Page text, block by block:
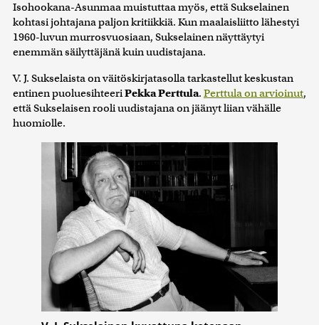
Isohookana-Asunmaa muistuttaa myös, että Sukselainen
kohtasi johtajana paljon kritiikkiä. Kun maalaisliitto lähestyi
1960-luvun murrosvuosiaan, Sukselainen näyttäytyi
enemmän säilyttäjänä kuin uudistajana.
V. J. Sukselaista on väitöskirjatasolla tarkastellut keskustan
entinen puoluesihteeriPekka Perttula. Perttula on arvioinut,
että Sukselaisen rooli uudistajana on jäänyt liian vähälle
huomiolle.